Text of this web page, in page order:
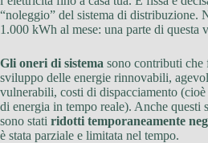
“noleggio” del sistema di distribuzione.
1.000 kWh al mese: una parte di questa
Gli oneri di sistema sono contributi che
sviluppo delle energie rinnovabili,
vulnerabili, costi di dispacciamento
di energia in tempo reale). Anche questi
sono stati ridotti temporaneamente
è stata parziale e limitata nel tempo.